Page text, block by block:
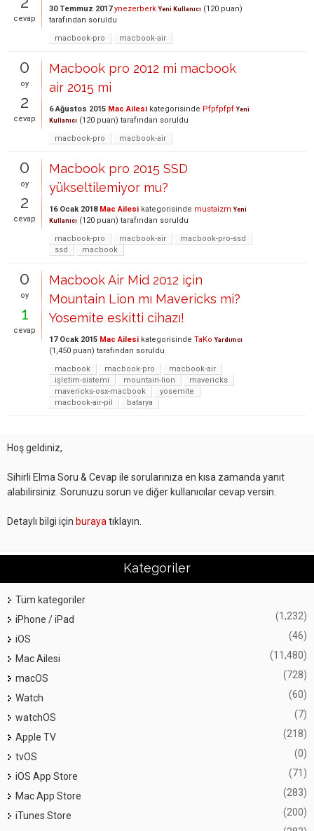
cevap
30 Temmuz 2017 ynezerberk Yeni Kullanıcı (120 puan)
tarafından soruldu
macbook-pro
macbook-air
0
oy
2
cevap
Macbook pro 2012 mi macbook
air 2015 mi
6 Ağustos 2015 Mac Ailesi kategorisinde Pfpfpfpf Yeni
Kullanıcı (120 puan) tarafından soruldu
macbook-pro
macbook-air
0
oy
2
cevap
Macbook pro 2015 SSD
yükseltilemiyor mu?
16 Ocak 2018 Mac Ailesi kategorisinde mustaizm Yeni
Kullanıcı (120 puan) tarafından soruldu
macbook-pro
macbook-air
macbook-pro-ssd
ssd
macbook
0
oy
1
cevap
Macbook Air Mid 2012 için
Mountain Lion mı Mavericks mi?
Yosemite eskitti cihazı!
17 Ocak 2015 Mac Ailesi kategorisinde TaKo Yardımcı
(1,450 puan) tarafından soruldu
macbook
macbook-pro
macbook-air
işletim-sistemi
mountain-lion
mavericks
mavericks-osx-macbook
yosemite
macbook-air-pil
batarya
Hoş geldiniz,
Sihirli Elma Soru & Cevap ile sorularınıza en kısa zamanda yanıt
alabilirsiniz. Sorunuzu sorun ve diğer kullanıcılar cevap versin.
Detaylı bilgi için buraya tıklayın.
Kategoriler
Tüm kategoriler
iPhone / iPad
(1,232)
iOS (46)
Mac Ailesi (11,480)
macOS (728)
Watch (60)
watchOS (7)
Apple TV (218)
tvOS (0)
iOS App Store (71)
Mac App Store (283)
iTunes Store (200)